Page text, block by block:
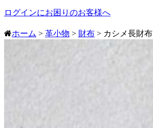
検
ログインにお困りのお客様へ
ホーム > 革小物 > 財布 > カシメ長財布